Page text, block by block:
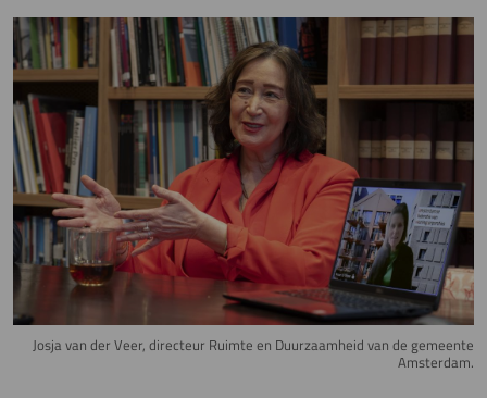
Image
Josja van der Veer, directeur Ruimte en Duurzaamheid van de gemeente
Amsterdam.